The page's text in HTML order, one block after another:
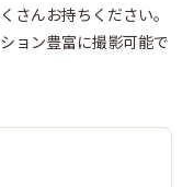
さんお持ちください。
ョン豊富に撮影可能で